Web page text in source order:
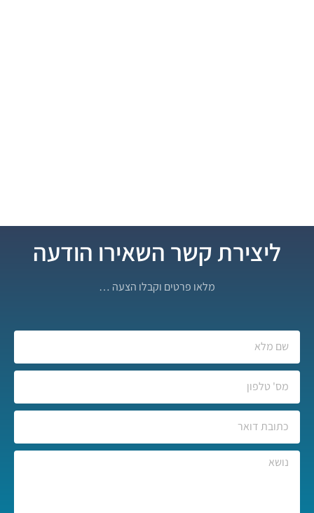
ליצירת קשר השאירו הודעה
מלאו פרטים וקבלו הצעה …